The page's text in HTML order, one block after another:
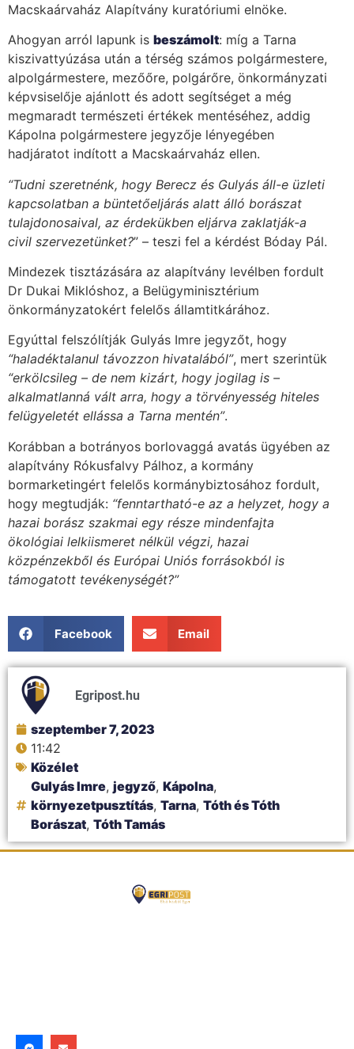
Macskaárvaház Alapítvány kuratóriumi elnöke.
Ahogyan arról lapunk is beszámolt: míg a Tarna
kiszivattyúzása után a térség számos polgármestere,
alpolgármestere, mezőőre, polgárőre, önkormányzati
képvsiselője ajánlott és adott segítséget a még
megmaradt természeti értékek mentéséhez, addig
Kápolna polgármestere jegyzője lényegében
hadjáratot indított a Macskaárvaház ellen.
“Tudni szeretnénk, hogy Berecz és Gulyás áll-e üzleti
kapcsolatban a büntetőeljárás alatt álló borászat
tulajdonosaival, az érdekükben eljárva zaklatják-a
civil szervezetünket?” – teszi fel a kérdést Bóday Pál.
Mindezek tisztázására az alapítvány levélben fordult
Dr Dukai Miklóshoz, a Belügyminisztérium
önkormányzatokért felelős államtitkárához.
Egyúttal felszólítják Gulyás Imre jegyzőt, hogy
“haladéktalanul távozzon hivatalából”, mert szerintük
“erkölcsileg – de nem kizárt, hogy jogilag is –
alkalmatlanná vált arra, hogy a törvényesség hiteles
felügyeletét ellássa a Tarna mentén”.
Korábban a botrányos borlovaggá avatás ügyében az
alapítvány Rókusfalvy Pálhoz, a kormány
bormarketingért felelős kormánybiztosához fordult,
hogy megtudják: “fenntartható-e az a helyzet, hogy a
hazai borász szakmai egy része mindenfajta
ökológiai lelkiismeret nélkül végzi, hazai
közpénzekből és Európai Uniós forrásokból is
támogatott tevékenységét?”
Facebook Email
Egripost.hu
szeptember 7, 2023
11:42
Közélet
Gulyás Imre, jegyző, Kápolna,
környezetpusztítás, Tarna, Tóth és Tóth
Borászat, Tóth Tamás